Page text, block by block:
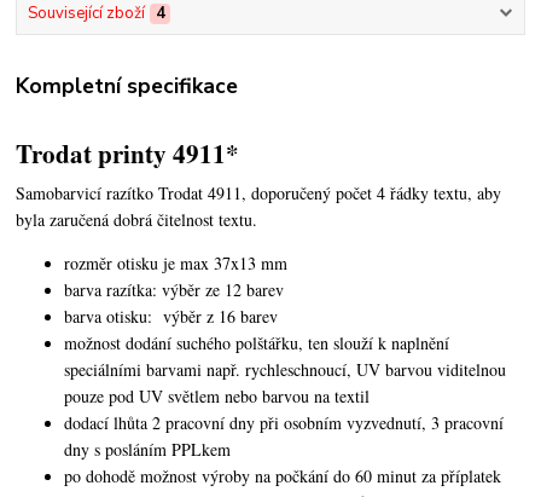
Související zboží 4
Kompletní specifikace
Trodat printy 4911*
Samobarvicí razítko Trodat 4911, doporučený počet 4 řádky textu,aby
byla zaručená dobrá čitelnost textu.
rozměr otisku je max 37x13 mm
barva razítka: výběr ze 12 barev
barva otisku: výběr z 16 barev
možnost dodání suchého polštářku, ten slouží k naplnění
speciálními barvami např. rychleschnoucí, UV barvou viditelnou
pouze pod UV světlem nebo barvou na textil
dodací lhůta 2 pracovní dny při osobním vyzvednutí, 3 pracovní
dny s posláním PPLkem
po dohodě možnost výroby na počkání do 60 minut za příplatek